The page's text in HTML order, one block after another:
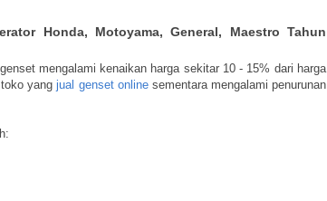
Honda, Motoyama, General, Maestro Tahun
mengalami kenaikan harga sekitar 10 - 15% dari harga
toko yangjual genset onlinesementara mengalami penurunan